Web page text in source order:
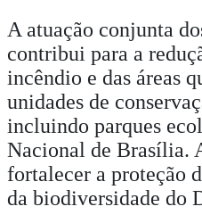
A atuação conjunta
contribui para a
incêndio e das áreas
unidades de
incluindo parques
Nacional de Brasília.
fortalecer a proteção
da biodiversidade do